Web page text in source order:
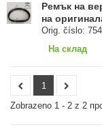
Ремък на
на
Orig. číslo:
На склад
1
Zobrazeno 1 - 2 z 2